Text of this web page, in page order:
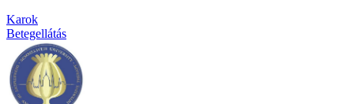
Karok
Betegellátás